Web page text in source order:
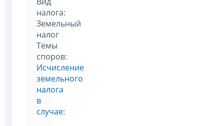
налога:
Земельный
налог
Темы
споров:
Исчисление
земельного
налога
в
случае: